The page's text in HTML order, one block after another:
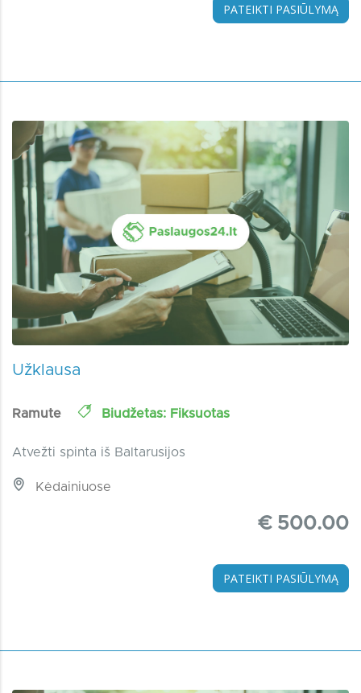
PATEIKTI PASIŪLYMĄ
Užklausa
Ramute Biudžetas: Fiksuotas
Atvežti spinta iš Baltarusijos
Kėdainiuose
€ 500.00
PATEIKTI PASIŪLYMĄ